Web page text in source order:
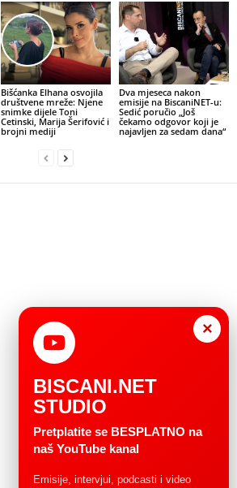
Bišćanka Elhana osvojila
društvene mreže: Njene
snimke dijele Toni
Cetinski, Marija Šerifović i
brojni mediji
Dva mjeseca nakon
emisije na BiscaniNET-u:
Sedić poručio „Još
čekamo odgovor koji je
najavljen za sedam dana“
×
BISCANI.NET
STUDIO
Pretplatite se BESPLATNO na
naš YouTube kanal
Emisije, intervjui, podcasti i video